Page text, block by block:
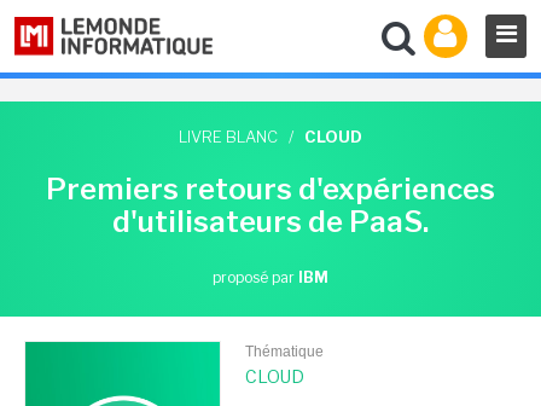
LIVRE BLANC / CLOUD
Premiers retours d'expériences
d'utilisateurs de PaaS.
proposé par IBM
Thématique
CLOUD